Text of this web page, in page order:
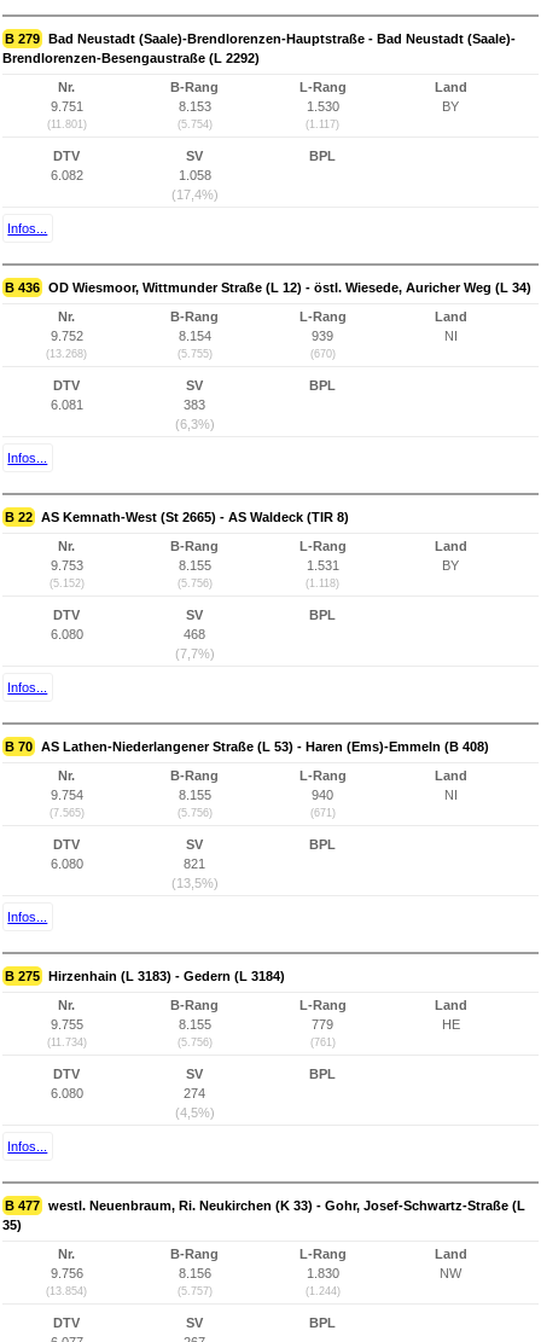
B 279 Bad Neustadt (Saale)-Brendlorenzen-Hauptstraße - Bad Neustadt (Saale)-
Brendlorenzen-Besengaustraße (L 2292)
Nr.
9.751
(11.801)
B-Rang
8.153
(5.754)
L-Rang
1.530
(1.117)
Land
BY
DTV
6.082
SV
1.058
(17,4%)
BPL
Infos...
B 436 OD Wiesmoor, Wittmunder Straße (L 12) - östl. Wiesede, Auricher Weg (L 34)
Nr.
9.752
(13.268)
B-Rang
8.154
(5.755)
L-Rang
939
(670)
Land
NI
DTV
6.081
SV
383
(6,3%)
BPL
Infos...
B 22 AS Kemnath-West (St 2665) - AS Waldeck (TIR 8)
Nr.
9.753
(5.152)
B-Rang
8.155
(5.756)
L-Rang
1.531
(1.118)
Land
BY
DTV
6.080
SV
468
(7,7%)
BPL
Infos...
B 70 AS Lathen-Niederlangener Straße (L 53) - Haren (Ems)-Emmeln (B 408)
Nr.
9.754
(7.565)
B-Rang
8.155
(5.756)
L-Rang
940
(671)
Land
NI
DTV
6.080
SV
821
(13,5%)
BPL
Infos...
B 275 Hirzenhain (L 3183) - Gedern (L 3184)
Nr.
9.755
(11.734)
B-Rang
8.155
(5.756)
L-Rang
779
(761)
Land
HE
DTV
6.080
SV
274
(4,5%)
BPL
Infos...
B 477 westl. Neuenbraum, Ri. Neukirchen (K 33) - Gohr, Josef-Schwartz-Straße (L
35)
Nr.
9.756
(13.854)
B-Rang
8.156
(5.757)
L-Rang
1.830
(1.244)
Land
NW
DTV
SV
BPL